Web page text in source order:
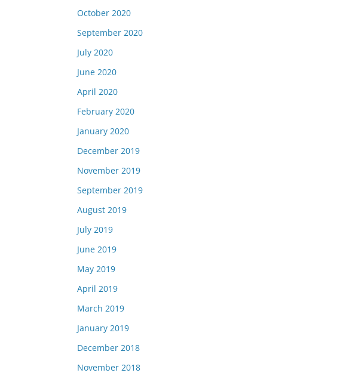
October 2020
September 2020
July 2020
June 2020
April 2020
February 2020
January 2020
December 2019
November 2019
September 2019
August 2019
July 2019
June 2019
May 2019
April 2019
March 2019
January 2019
December 2018
November 2018